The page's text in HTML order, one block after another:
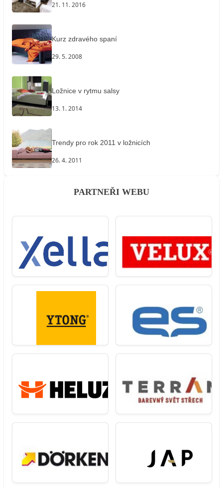
21. 11. 2016
Kurz zdravého spaní
29. 5. 2008
Ložnice v rytmu salsy
13. 1. 2014
Trendy pro rok 2011 v ložnicích
26. 4. 2011
PARTNEŘI WEBU